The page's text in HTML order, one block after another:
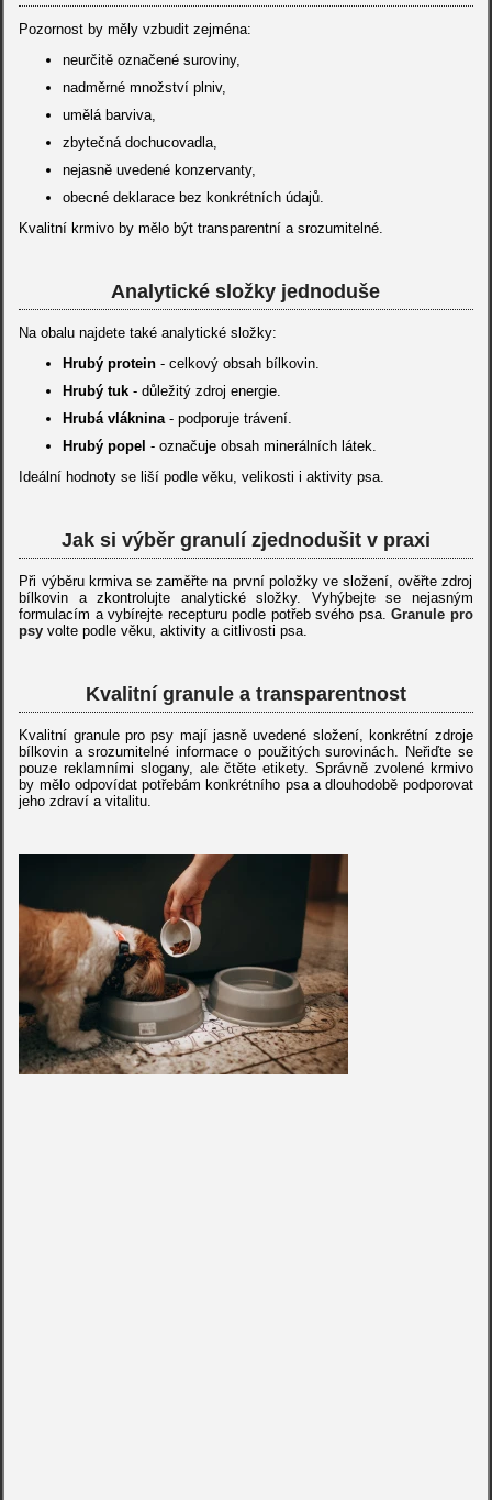
Pozornost by měly vzbudit zejména:
neurčitě označené suroviny,
nadměrné množství plniv,
umělá barviva,
zbytečná dochucovadla,
nejasně uvedené konzervanty,
obecné deklarace bez konkrétních údajů.
Kvalitní krmivo by mělo být transparentní a srozumitelné.
Analytické složky jednoduše
Na obalu najdete také analytické složky:
Hrubý protein - celkový obsah bílkovin.
Hrubý tuk - důležitý zdroj energie.
Hrubá vláknina- podporuje trávení.
Hrubý popel - označuje obsah minerálních látek.
Ideální hodnoty se liší podle věku, velikosti i aktivity psa.
Jak si výběr granulí zjednodušit v praxi
Při výběru krmiva se zaměřte na první položky ve složení, ověřte zdroj
bílkovin a zkontrolujte analytické složky. Vyhýbejte se nejasným
formulacím a vybírejte recepturu podle potřeb svého psa.Granule pro
psy volte podle věku, aktivity a citlivosti psa.
Kvalitní granule a transparentnost
Kvalitní granule pro psy mají jasně uvedené složení, konkrétní zdroje
bílkovin a srozumitelné informace o použitých surovinách. Neřiďte se
pouze reklamními slogany, ale čtěte etikety. Správně zvolené krmivo
by mělo odpovídat potřebám konkrétního psa a dlouhodobě podporovat
jeho zdraví a vitalitu.